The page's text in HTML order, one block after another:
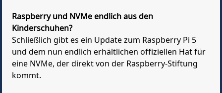
Raspberry und NVMe endlich aus den
Kinderschuhen?
Schließlich gibt es ein Update zum Raspberry Pi 5
und dem nun endlich erhältlichen offiziellen Hat für
eine NVMe, der direkt von der Raspberry-Stiftung
kommt.